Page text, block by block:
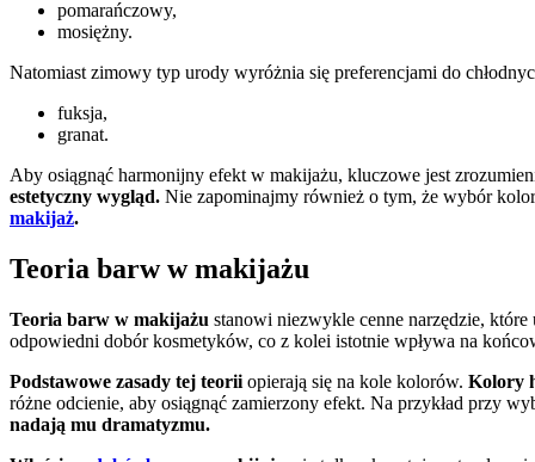
pomarańczowy,
mosiężny.
Natomiast zimowy typ urody wyróżnia się preferencjami do
fuksja,
granat.
Aby osiągnąć harmonijny efekt w makijażu, kluczowe jest
estetyczny wygląd. Nie zapominajmy również o tym, że wybór
makijaż.
Teoria barw w makijażu
Teoria barw w makijażu stanowi niezwykle cenne narzędzie,
odpowiedni dobór kosmetyków, co z kolei istotnie wpływa na
Podstawowe zasady tej teorii opierają się na kole kolorów. Kolory
różne odcienie, aby osiągnąć zamierzony efekt. Na przykład przy
nadają mu dramatyzmu.